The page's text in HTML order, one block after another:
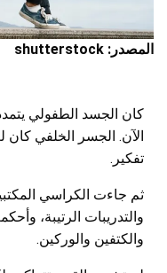
المصدر: shutterstock
كان الجسد الطفولي
الآن. الجسر الخلفي
تفكير.
ثم جاءت الكراسي
والتدريبات الرتيبة،
والكتفين والوركين.